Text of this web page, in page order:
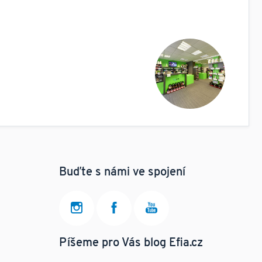
Buďte s námi ve spojení
Píšeme pro Vás blog Efia.cz